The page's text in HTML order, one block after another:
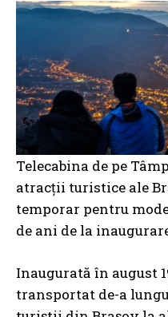
Telecabina de pe
atracții turistice ale
temporar pentru
de ani de la
Inaugurată în august
transportat de-a